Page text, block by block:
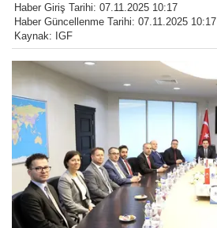
Haber Giriş Tarihi: 07.11.2025 10:17
Haber Güncellenme Tarihi: 07.11.2025 10:17
Kaynak: IGF